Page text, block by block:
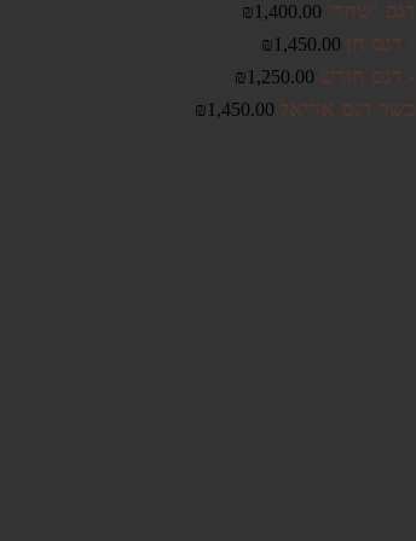
דגם 'שחר' ₪1,400.00
דגם חן ₪1,450.00
דגם חורש ₪1,250.00
כשר דגם אריאל ₪1,450.00